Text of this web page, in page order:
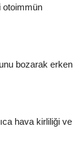
otoimmün
bozarak erken
hava kirliliği ve